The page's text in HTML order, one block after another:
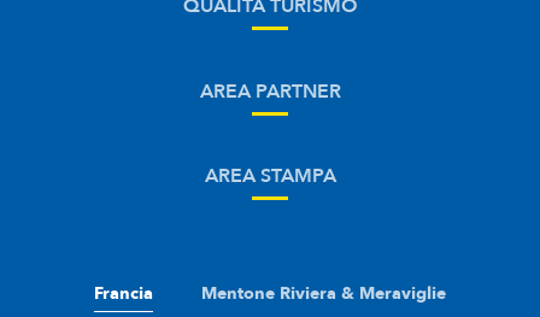
QUALITÀ TURISMO
AREA PARTNER
AREA STAMPA
Francia Mentone Riviera & Meraviglie